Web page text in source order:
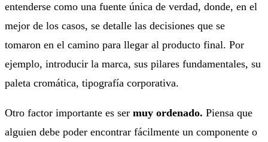
entenderse como una fuente única de verdad, donde, en el
mejor de los casos, se detalle las decisiones que se
tomaron en el camino para llegar al producto final. Por
ejemplo, introducir la marca, sus pilares fundamentales, su
paleta cromática, tipografía corporativa.
Otro factor importante es ser muy ordenado. Piensa que
alguien debe poder encontrar fácilmente un componente o